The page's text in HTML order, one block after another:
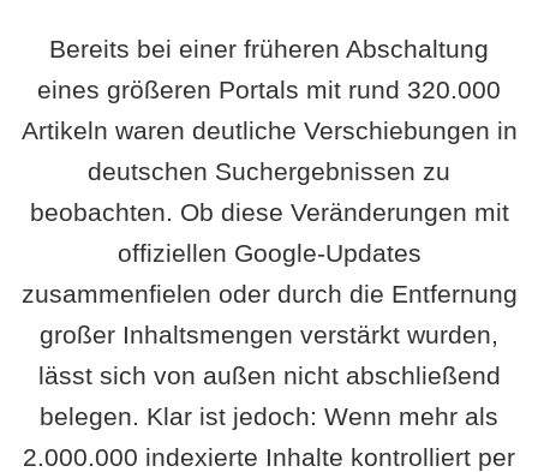
Bereits bei einer früheren Abschaltung
eines größeren Portals mit rund 320.000
Artikeln waren deutliche Verschiebungen in
deutschen Suchergebnissen zu
beobachten. Ob diese Veränderungen mit
offiziellen Google-Updates
zusammenfielen oder durch die Entfernung
großer Inhaltsmengen verstärkt wurden,
lässt sich von außen nicht abschließend
belegen. Klar ist jedoch: Wenn mehr als
2.000.000 indexierte Inhalte kontrolliert per